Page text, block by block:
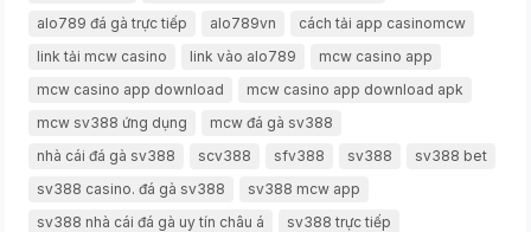
alo789 đá gà trực tiếp
alo789vn
cách tải app casinomcw
link tải mcw casino
link vào alo789
mcw casino app
mcw casino app download
mcw casino app download apk
mcw sv388 ứng dụng
mcw đá gà sv388
nhà cái đá gà sv388
scv388 sfv388 sv388
sv388 bet
sv388 casino. đá gà sv388
sv388 mcw app
sv388 nhà cái đá gà uy tín châu á
sv388 trực tiếp